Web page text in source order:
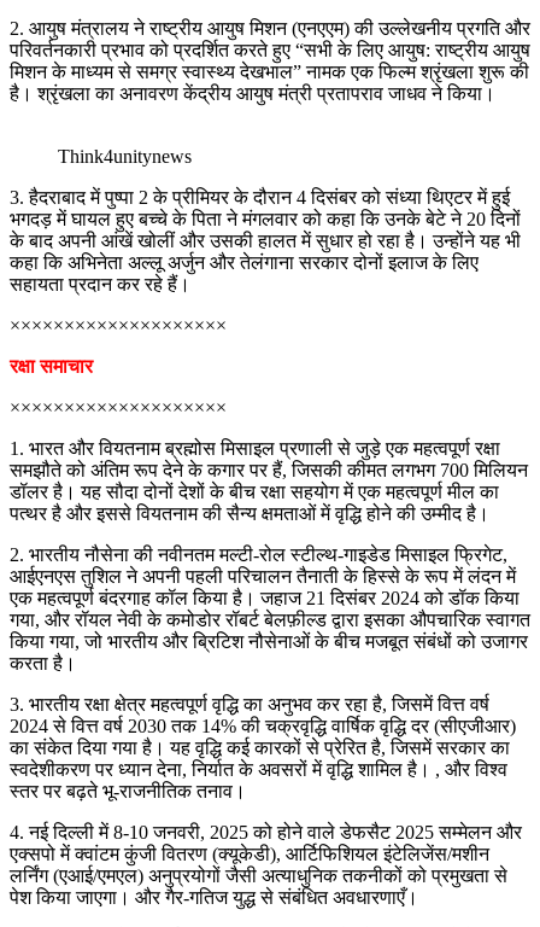
2. आयुष मंत्रालय ने राष्ट्रीय आयुष मिशन (एनएएम) की उल्लेखनीय प्रगति और
परिवर्तनकारी प्रभाव को प्रदर्शित करते हुए “सभी के लिए आयुष: राष्ट्रीय आयुष
मिशन के माध्यम से समग्र स्वास्थ्य देखभाल” नामक एक फिल्म श्रृंखला शुरू की
है। श्रृंखला का अनावरण केंद्रीय आयुष मंत्री प्रतापराव जाधव ने किया।
Think4unitynews
3. हैदराबाद में पुष्पा 2 के प्रीमियर के दौरान 4 दिसंबर को संध्या थिएटर में हुई
भगदड़ में घायल हुए बच्चे के पिता ने मंगलवार को कहा कि उनके बेटे ने 20 दिनों
के बाद अपनी आंखें खोलीं और उसकी हालत में सुधार हो रहा है। उन्होंने यह भी
कहा कि अभिनेता अल्लू अर्जुन और तेलंगाना सरकार दोनों इलाज के लिए
सहायता प्रदान कर रहे हैं।
××××××××××××××××××××
रक्षा समाचार
××××××××××××××××××××
1. भारत और वियतनाम ब्रह्मोस मिसाइल प्रणाली से जुड़े एक महत्वपूर्ण रक्षा
समझौते को अंतिम रूप देने के कगार पर हैं, जिसकी कीमत लगभग 700 मिलियन
डॉलर है। यह सौदा दोनों देशों के बीच रक्षा सहयोग में एक महत्वपूर्ण मील का
पत्थर है और इससे वियतनाम की सैन्य क्षमताओं में वृद्धि होने की उम्मीद है।
2. भारतीय नौसेना की नवीनतम मल्टी-रोल स्टील्थ-गाइडेड मिसाइल फ्रिगेट,
आईएनएस तुशिल ने अपनी पहली परिचालन तैनाती के हिस्से के रूप में लंदन में
एक महत्वपूर्ण बंदरगाह कॉल किया है। जहाज 21 दिसंबर 2024 को डॉक किया
गया, और रॉयल नेवी के कमोडोर रॉबर्ट बेलफ़ील्ड द्वारा इसका औपचारिक स्वागत
किया गया, जो भारतीय और ब्रिटिश नौसेनाओं के बीच मजबूत संबंधों को उजागर
करता है।
3. भारतीय रक्षा क्षेत्र महत्वपूर्ण वृद्धि का अनुभव कर रहा है, जिसमें वित्त वर्ष
2024 से वित्त वर्ष 2030 तक 14% की चक्रवृद्धि वार्षिक वृद्धि दर (सीएजीआर)
का संकेत दिया गया है। यह वृद्धि कई कारकों से प्रेरित है, जिसमें सरकार का
स्वदेशीकरण पर ध्यान देना, निर्यात के अवसरों में वृद्धि शामिल है। , और विश्व
स्तर पर बढ़ते भू-राजनीतिक तनाव।
4. नई दिल्ली में 8-10 जनवरी, 2025 को होने वाले डेफसैट 2025 सम्मेलन और
एक्सपो में क्वांटम कुंजी वितरण (क्यूकेडी), आर्टिफिशियल इंटेलिजेंस/मशीन
लर्निंग (एआई/एमएल) अनुप्रयोगों जैसी अत्याधुनिक तकनीकों को प्रमुखता से
पेश किया जाएगा। और गैर-गतिज युद्ध से संबंधित अवधारणाएँ।